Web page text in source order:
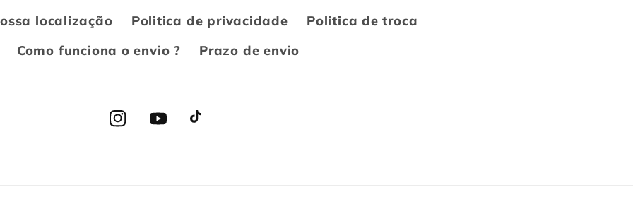
localização Politica de privacidade
Politica de troca
Como funciona o envio ?
Prazo de envio
InstagramYouTubeTikTok